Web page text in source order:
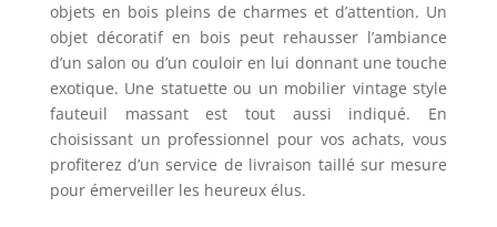
objets en bois pleins de charmes et d’attention. Un
objet décoratif en bois peut rehausser l’ambiance
d’un salon ou d’un couloir en lui donnant une touche
exotique. Une statuette ou un mobilier vintage style
fauteuil massant est tout aussi indiqué. En
choisissant un professionnel pour vos achats, vous
profiterez d’un service de livraison taillé sur mesure
pour émerveiller les heureux élus.